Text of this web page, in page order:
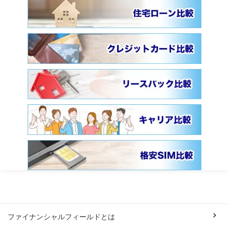
ファイナンシャルフィールドとは